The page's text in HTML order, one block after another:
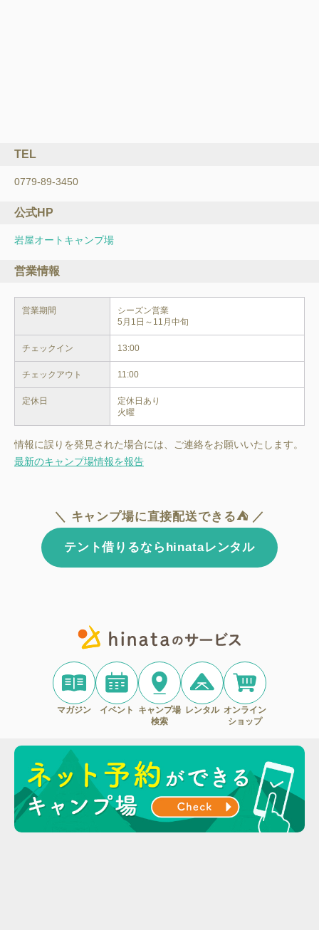
TEL
0779-89-3450
公式HP
岩屋オートキャンプ場
営業情報
営業期間
シーズン営業
チェックイン 13:00
チェックアウト 11:00
定休日
定休日あり
情報に誤りを発見された場合には、ご連絡をお願いいたします。
最新のキャンプ場情報を報告
＼ キャンプ場に直接配送できる⛺ ／
テント借りるならhinataレンタル
マガジン イベント
キャンプ場
検索
レンタル オンライン
ショップ